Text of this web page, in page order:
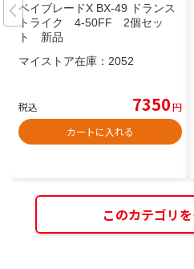
ベイブレードX BX-49 ドランス
トライク 4-50FF 2個セッ
ト 新品
マイストア在庫： 2052
税込 7350円
カートに入れる
このカテゴリ